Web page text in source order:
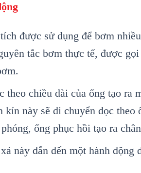
được sử dụng để bơm
tắc bơm thực tế, được
theo chiều dài của ống tạo
kín này sẽ di chuyển dọc
ống phục hồi tạo ra
này dẫn đến một hành